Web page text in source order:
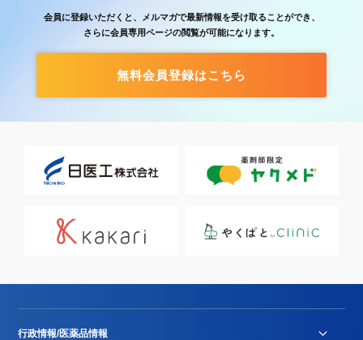
会員に登録いただくと、メルマガで最新情報を受け取ることができ、
さらに会員専用ページの閲覧が可能になります。
無料会員登録はこちら
行政情報/医薬品情報